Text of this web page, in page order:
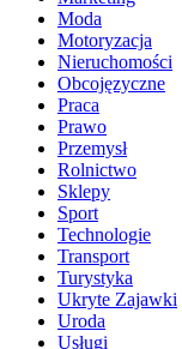
Moda
Motoryzacja
Nieruchomości
Obcojęzyczne
Praca
Prawo
Przemysł
Rolnictwo
Sklepy
Sport
Technologie
Transport
Turystyka
Ukryte Zajawki
Uroda
Usługi